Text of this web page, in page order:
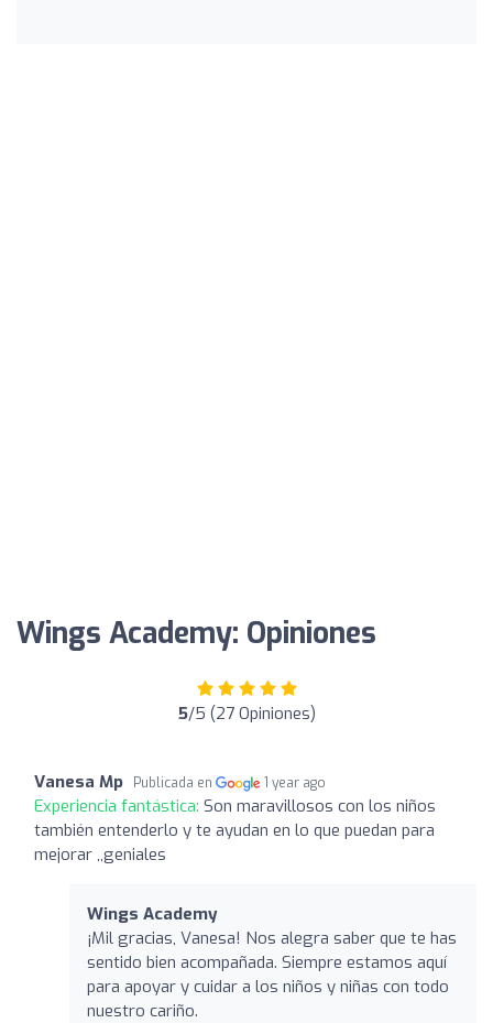
Wings Academy: Opiniones
5/5 (27 Opiniones)
Vanesa Mp Publicada en 1 year ago
Experiencia fantástica: Son maravillosos con los niños
también entenderlo y te ayudan en lo que puedan para
mejorar ,,geniales
Wings Academy
¡Mil gracias, Vanesa! Nos alegra saber que te has
sentido bien acompañada. Siempre estamos aquí
para apoyar y cuidar a los niños y niñas con todo
nuestro cariño.